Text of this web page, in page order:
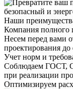
Наши
Компания полного
Несем перед вами
проектирования до
Учет норм и
Соблюдаем ГОСТ,
при реализации
Оптимизируем